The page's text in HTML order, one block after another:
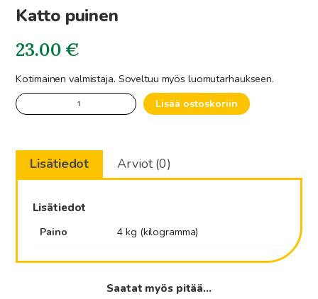
Katto puinen
23.00€
Kotimainen valmistaja. Soveltuu myös luomutarhaukseen.
Katto
puinen
Lisää ostoskoriin
Lisätiedot Arviot (0)
Lisätiedot
Paino
4 kg (kilogramma)
Saatat myös pitää...